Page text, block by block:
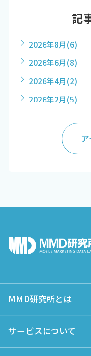
記
2026年8月(6)
2026年6月(8)
2026年4月(2)
2026年2月(5)
MMD研究所とは
サービスについて